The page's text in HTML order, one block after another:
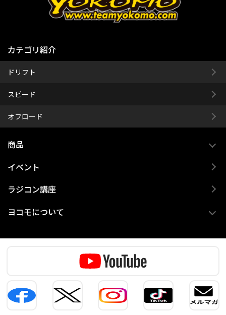
カテゴリ紹介
ドリフト
スピード
オフロード
商品
イベント
ラジコン講座
ヨコモについて